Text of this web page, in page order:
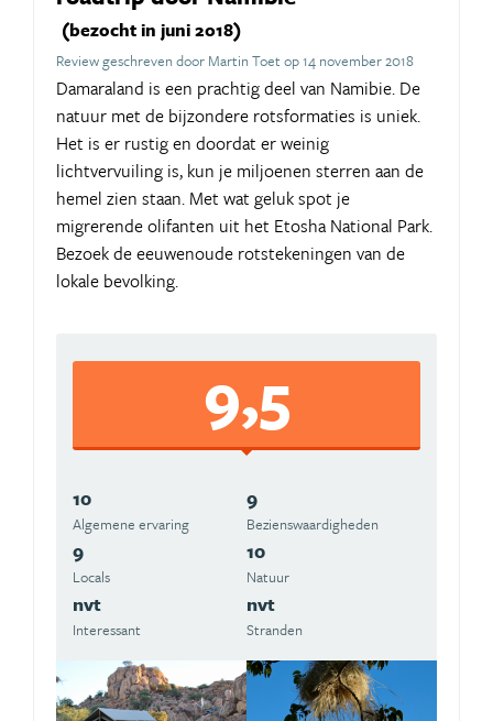
(bezocht in juni 2018)
Review geschreven door Martin Toet op 14 november 2018
Damaraland is een prachtig deel van Namibie. De
natuur met de bijzondere rotsformaties is uniek.
Het is er rustig en doordat er weinig
lichtvervuiling is, kun je miljoenen sterren aan de
hemel zien staan. Met wat geluk spot je
migrerende olifanten uit het Etosha National Park.
Bezoek de eeuwenoude rotstekeningen van de
lokale bevolking.
9,5
10
Algemene ervaring
9
Beziens­waardigheden
9
Locals
10
Natuur
nvt
Interessant
nvt
Stranden